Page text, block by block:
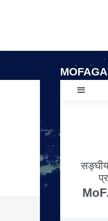
MOFAGA